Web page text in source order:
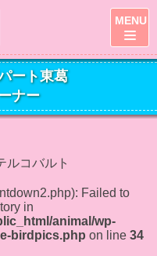
ート東葛
ナー
ルコバルト
Failed to
in
animal/wp-
birdpics.php on line 34
MENU